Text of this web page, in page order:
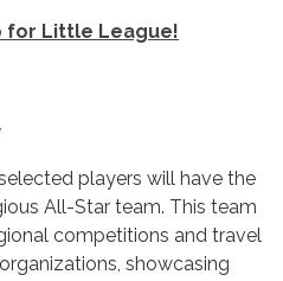
for Little League!
players will have the
All-Star team. This team
competitions and travel
showcasing